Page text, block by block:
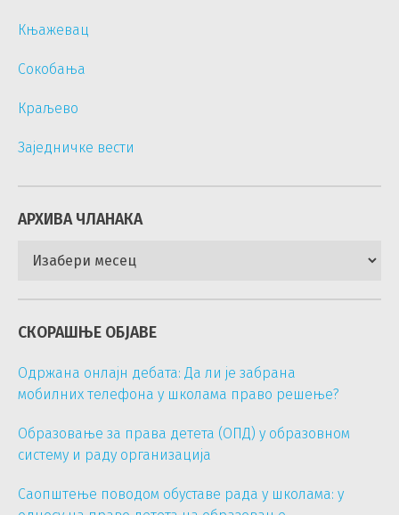
Књажевац
Сокобања
Краљево
Заједничке вести
АРХИВА ЧЛАНАКА
чланака
СКОРАШЊЕ ОБЈАВЕ
Одржана онлајн дебата: Да ли је забрана
мобилних телефона у школама право решење?
Образовање за права детета (ОПД) у образовном
систему и раду организација
Саопштење поводом обуставе рада у школама: у